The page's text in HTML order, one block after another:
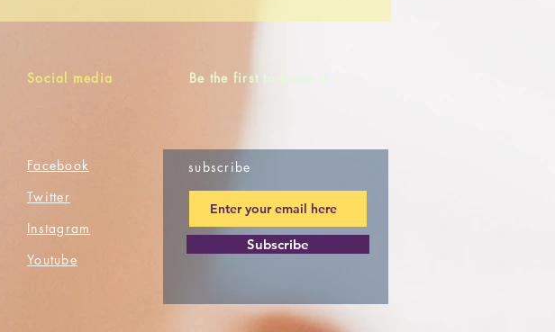
Social media Be the first to know it
Facebook
Twitter
Instagram
Youtube
subscribe
Subscribe